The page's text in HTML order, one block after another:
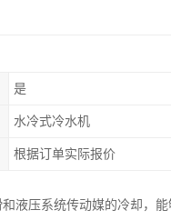
是
水冷式冷水机
根据订单实际报价
液压系统传动媒的冷却，能